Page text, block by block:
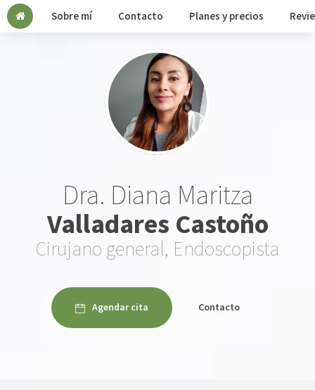
Sobre mí Contacto Planes y precios
Dra. Diana Maritza
Valladares Castoño
Cirujano general, Endoscopista
Agendar cita Contacto